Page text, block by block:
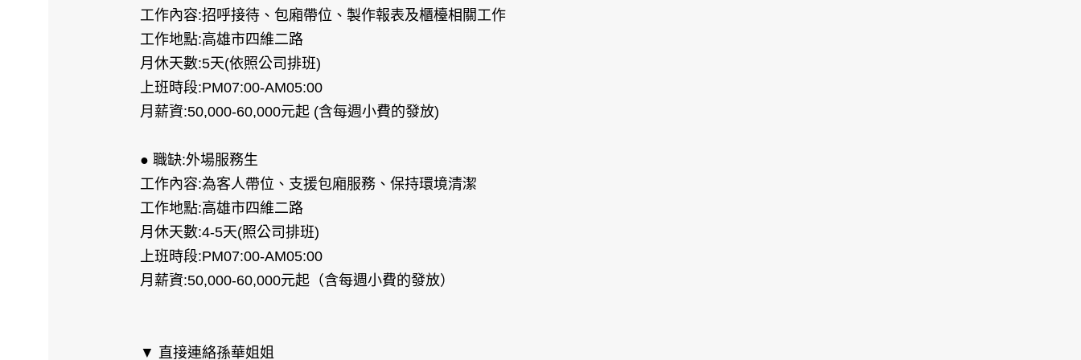
工作內容:招呼接待、包廂帶位、製作報表及櫃檯相關工作
工作地點:高雄市四維二路
月休天數:5天(依照公司排班)
上班時段:PM07:00-AM05:00
月薪資:50,000-60,000元起 (含每週小費的發放)
● 職缺:外場服務生
工作內容:為客人帶位、支援包廂服務、保持環境清潔
工作地點:高雄市四維二路
月休天數:4-5天(照公司排班)
上班時段:PM07:00-AM05:00
月薪資:50,000-60,000元起（含每週小費的發放）
▼ 直接連絡孫華姐姐